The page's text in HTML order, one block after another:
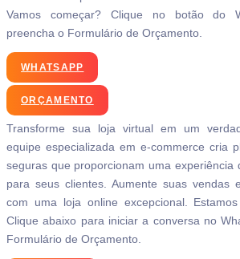
Vamos começar? Clique no botão do
preencha o Formulário de Orçamento.
WHATSAPP
ORÇAMENTO
Transforme sua loja virtual em um
equipe especializada em e-commerce cria
seguras que proporcionam uma experiência
para seus clientes. Aumente suas vendas
com uma loja online excepcional.
Clique abaixo para iniciar a conversa no
Formulário de Orçamento.